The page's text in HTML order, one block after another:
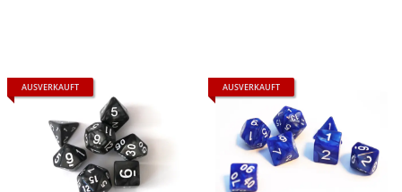
AUSVERKAUFT AUSVERKAUFT